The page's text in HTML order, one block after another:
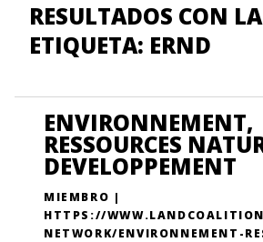
RESULTADOS CON LA
ETIQUETA: ERND
ENVIRONNEMENT,
RESSOURCES
DEVELOPPEMENT
MIEMBRO |
HTTPS://
NETWORK/ENVIRONNEMENT-